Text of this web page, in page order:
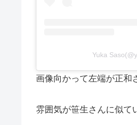
Yuka
画像向かって左端が正和
雰囲気が笹生さんに似て